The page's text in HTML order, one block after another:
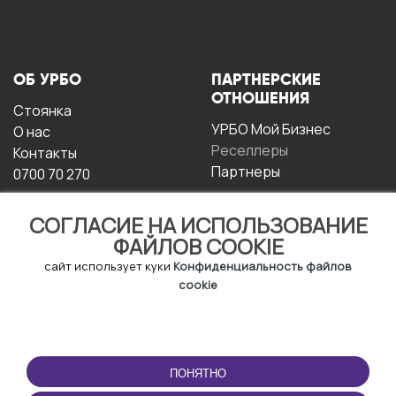
СОГЛАСИЕ НА ИСПОЛЬЗОВАНИЕ
ФАЙЛОВ COOKIE
сайт использует куки Конфиденциальность файлов
cookie
ПОНЯТНО
ОБ УРБО
Стоянка
О нас
Контакты
0700 70 270
ПАРТНЕРСКИЕ
ОТНОШЕНИЯ
УРБО Мой Бизнес
Реселлеры
Партнеры
ЭКСПЛУАТАЦИИ
Условия и положения
ПРИЛОЖЕНИЕ